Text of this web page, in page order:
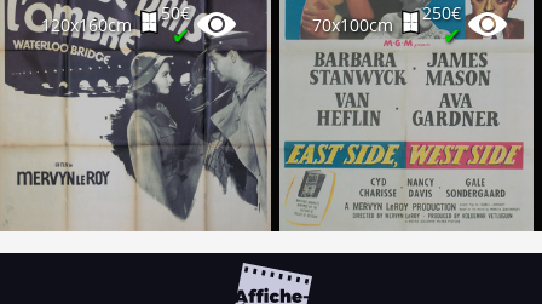
120x160cm
50€
✔ 70x100cm
250€
✔